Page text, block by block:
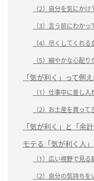
（2）自分を気にか
（3）言う前にわかっ
（4）尽くしてくれる
（5）細やかな心配
「気が利く」って例
（1）仕事中に差し入
（2）お土産を買って
「気が利く」と「余
モテる「気が利く人
（1）広い視野で見る
（2）自分の気持ちを